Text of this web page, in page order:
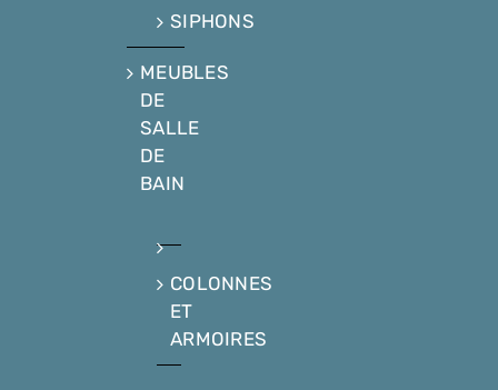
SIPHONS
MEUBLES
DE
SALLE
DE
BAIN
COLONNES
ET
ARMOIRES